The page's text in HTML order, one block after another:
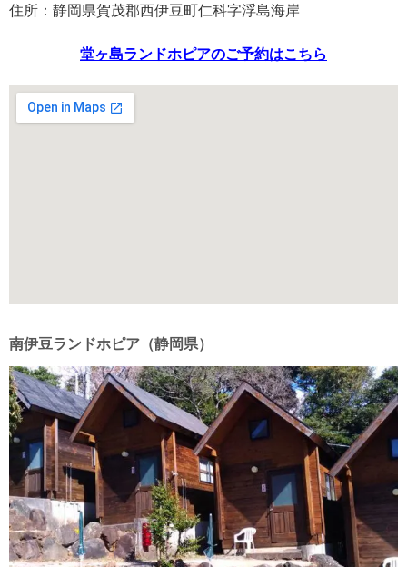
住所：静岡県賀茂郡西伊豆町仁科字浮島海岸
堂ヶ島ランドホピアのご予約はこちら
南伊豆ランドホピア（静岡県）